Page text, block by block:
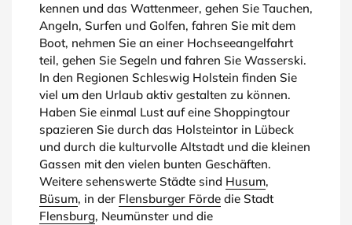
kennen und das Wattenmeer, gehen Sie Tauchen,
Angeln, Surfen und Golfen, fahren Sie mit dem
Boot, nehmen Sie an einer Hochseeangelfahrt
teil, gehen Sie Segeln und fahren Sie Wasserski.
In den Regionen Schleswig Holstein finden Sie
viel um den Urlaub aktiv gestalten zu können.
Haben Sie einmal Lust auf eine Shoppingtour
spazieren Sie durch das Holsteintor in Lübeck
und durch die kulturvolle Altstadt und die kleinen
Gassen mit den vielen bunten Geschäften.
Weitere sehenswerte Städte sind Husum,
Büsum, in der Flensburger Förde die Stadt
Flensburg, Neumünster und die